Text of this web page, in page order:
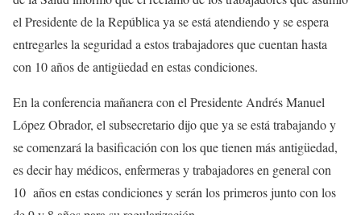
el Presidente de la República ya se está atendiendo y se espera
entregarles la seguridad a estos trabajadores que cuentan hasta
con 10 años de antigüedad en estas condiciones.
En la conferencia mañanera con el Presidente Andrés Manuel
López Obrador, el subsecretario dijo que ya se está trabajando y
se comenzará la basificación con los que tienen más antigüedad,
es decir hay médicos, enfermeras y trabajadores en general con
10 años en estas condiciones y serán los primeros junto con los